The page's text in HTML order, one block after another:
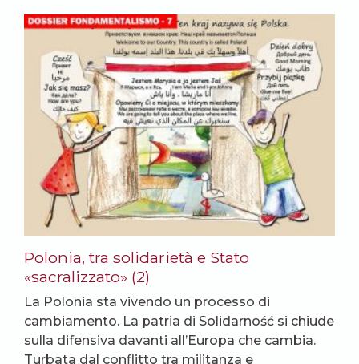
Polonia, tra solidarietà e Stato
«sacralizzato» (2)
La Polonia sta vivendo un processo di
cambiamento. La patria di Solidarność si chiude
sulla difensiva davanti all’Europa che cambia.
Turbata dal conflitto tra militanza e